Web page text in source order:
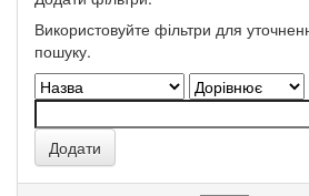
Використовуйте фільтри для
пошуку.